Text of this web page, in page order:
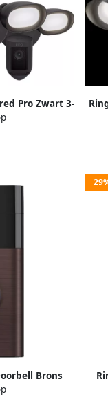
Pro Zwart 3-
Brons